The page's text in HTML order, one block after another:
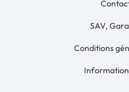
SAV,
Conditions